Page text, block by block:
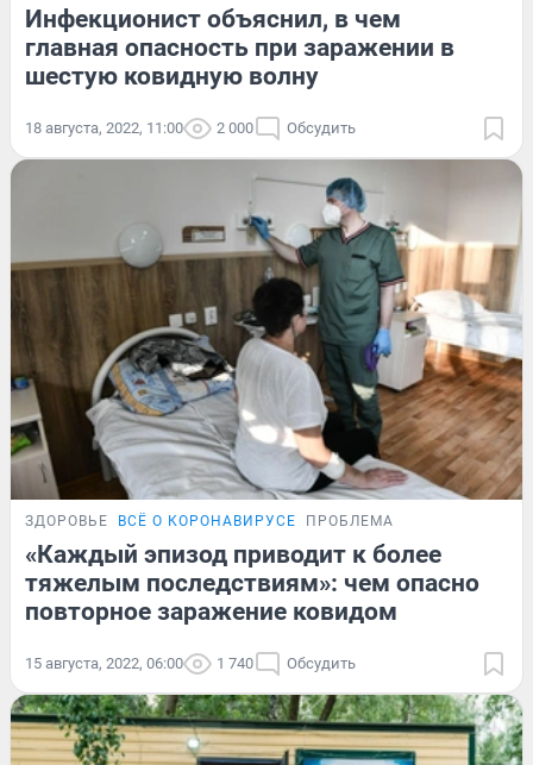
Инфекционист объяснил, в чем
главная опасность при заражении в
шестую ковидную волну
18 августа, 2022, 11:00 2 000 Обсудить
ЗДОРОВЬЕ ВСЁ О КОРОНАВИРУСЕ ПРОБЛЕМА
«Каждый эпизод приводит к более
тяжелым последствиям»: чем опасно
повторное заражение ковидом
15 августа, 2022, 06:00 1 740 Обсудить